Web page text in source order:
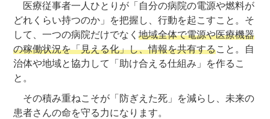
医療従事者一人ひとりが「自分の病院の電源や燃料が
どれくらい持つのか」を把握し、行動を起こすこと。そ
して、一つの病院だけでなく 地域全体で電源や医療機器
の稼働状況を「見える化」し、情報を共有すること。自
治体や地域と協力して「助け合える仕組み」を作るこ
と。
その積み重ねこそが「防ぎえた死」を減らし、未来の
患者さんの命を守る力になります。